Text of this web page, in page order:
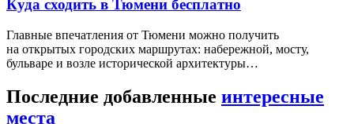
Куда сходить в Тюмени бесплатно
Главные впечатления от Тюмени можно получить
на открытых городских маршрутах: набережной, мосту,
бульваре и возле исторической архитектуры…
Последние добавленные интересные
места